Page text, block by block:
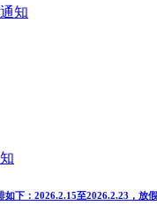
知
如下：2026.2.15至2026.2.23，放